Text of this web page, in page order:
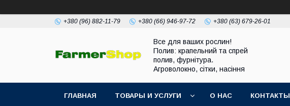
+380 (96) 882-11-79 +380 (66) 946-97-72 +380 (63) 679-26-01
Все для ваших рослин!
Полив: крапельний та спрей
полив, фурнітура.
Агроволокно, сітки, насіння
ГЛАВНАЯ ТОВАРЫ И УСЛУГИ О НАС КОНТАКТЫ